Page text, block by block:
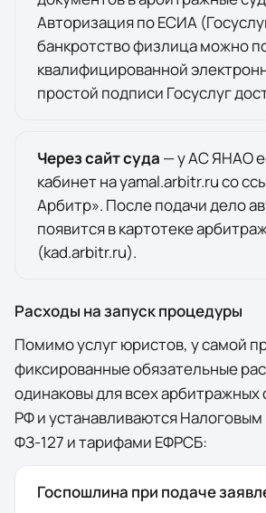
Авторизация по ЕСИА
банкротство физлица можно
квалифицированной
простой подписи Госуслуг
Через сайт суда — уАС ЯНАО
кабинет наyamal.arbitr.ruсо
Арбитр». После подачи дело
появится вкартотеке
(kad.arbitr.ru).
Расходы на запуск процедуры
Помимо услуг юристов, у самой
фиксированные обязательные
одинаковы для всех арбитражных
РФ и устанавливаются Налоговым
ФЗ-127 и тарифами ЕФРСБ:
Госпошлина при подаче